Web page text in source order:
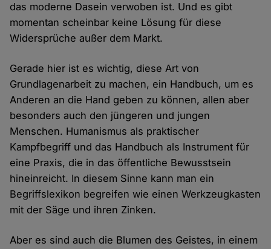
das moderne Dasein verwoben ist. Und es gibt
momentan scheinbar keine Lösung für diese
Widersprüche außer dem Markt.
Gerade hier ist es wichtig, diese Art von
Grundlagenarbeit zu machen, ein Handbuch, um es
Anderen an die Hand geben zu können, allen aber
besonders auch den jüngeren und jungen
Menschen. Humanismus als praktischer
Kampfbegriff und das Handbuch als Instrument für
eine Praxis, die in das öffentliche Bewusstsein
hineinreicht. In diesem Sinne kann man ein
Begriffslexikon begreifen wie einen Werkzeugkasten
mit der Säge und ihren Zinken.
Aber es sind auch die Blumen des Geistes, in einem